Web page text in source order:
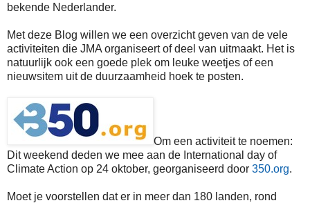
bekende Nederlander.
Met deze Blog willen we een overzicht geven van de vele
activiteiten die JMA organiseert of deel van uitmaakt. Het is
natuurlijk ook een goede plek om leuke weetjes of een
nieuwsitem uit de duurzaamheid hoek te posten.
Om een activiteit te noemen:
Dit weekend deden we mee aan de International day of
Climate Action op 24 oktober, georganiseerd door 350.org.
Moet je voorstellen dat er in meer dan 180 landen, rond